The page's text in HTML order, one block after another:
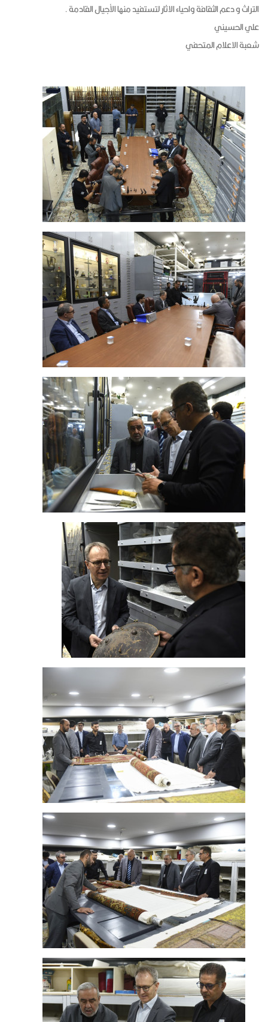
التراث و دعم الثقافة واحياء الاثار لتستفيد منها الأجيال القادمة .
علي الحسيني
شعبة الاعلام المتحفي